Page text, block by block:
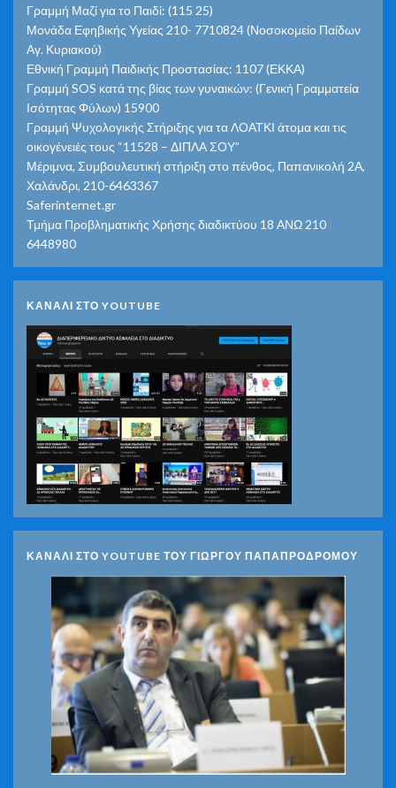
Γραμμή Μαζί για το Παιδί: (115 25)
Μονάδα Εφηβικής Υγείας 210- 7710824 (Νοσοκομείο Παίδων
Αγ. Κυριακού)
Εθνική Γραμμή Παιδικής Προστασίας: 1107 (ΕΚΚΑ)
Γραμμή SOS κατά της βίας των γυναικών: (Γενική Γραμματεία
Ισότητας Φύλων) 15900
Γραμμή Ψυχολογικής Στήριξης για τα ΛΟΑΤΚΙ άτομα και τις
οικογένειές τους “11528 – ΔΙΠΛΑ ΣΟΥ”
Μέριμνα, Συμβουλευτική στήριξη στο πένθος, Παπανικολή 2Α,
Χαλάνδρι, 210-6463367
Saferinternet.gr
Τμήμα Προβληματικής Χρήσης διαδικτύου 18 ΑΝΩ 210
6448980
ΚΑΝΑΛΙ ΣΤΟ YOUTUBE
ΚΑΝΑΛΙ ΣΤΟ YOUTUBE ΤΟΥ ΓΙΩΡΓΟΥ ΠΑΠΑΠΡΟΔΡΟΜΟΥ